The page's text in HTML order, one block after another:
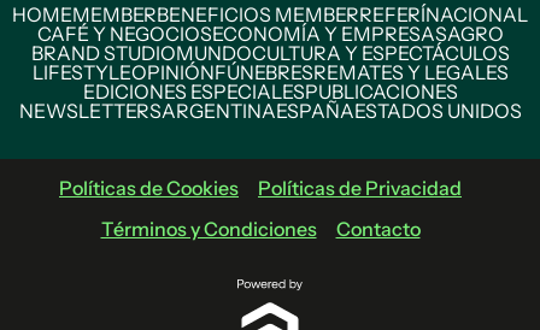
HOMEMEMBERBENEFICIOS MEMBERREFERÍNACIONAL
CAFÉ Y NEGOCIOSECONOMÍA Y EMPRESASAGRO
BRAND STUDIOMUNDOCULTURA Y ESPECTÁCULOS
LIFESTYLEOPINIÓNFÚNEBRESREMATES Y LEGALES
EDICIONES ESPECIALESPUBLICACIONES
NEWSLETTERSARGENTINAESPAÑAESTADOS UNIDOS
Políticas de Cookies
Políticas de Privacidad
Términos y Condiciones
Contacto